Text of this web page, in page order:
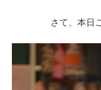
さて、本日